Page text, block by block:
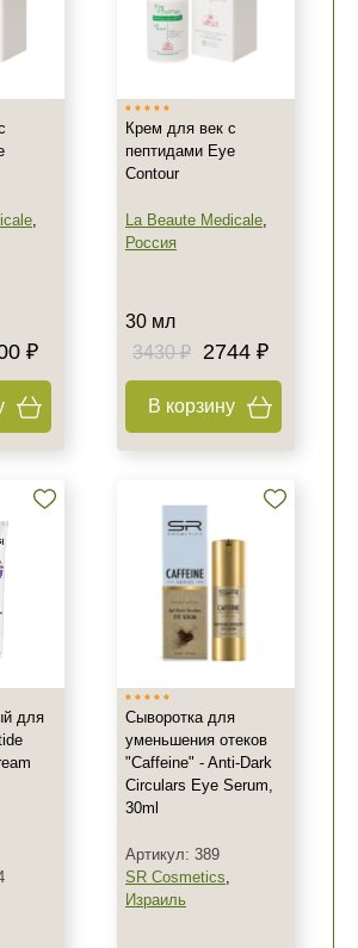
,
₽
Крем для век с
пептидами Eye
Contour
La Beaute Medicale,
Россия
30 мл
3430 ₽
2744 ₽
В корзину
для
Сыворотка для
уменьшения отеков
"Caffeine" - Anti-Dark
Circulars Eye Serum,
30ml
Артикул: 389
SR Cosmetics,
Израиль